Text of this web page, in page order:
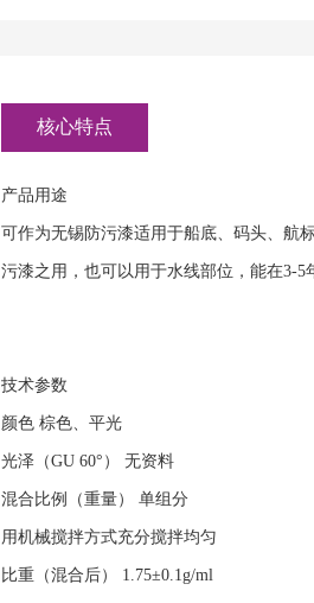
核心特点
产品用途
可作为无锡防污漆适用于船底、码头、航
污漆之用，也可以用于水线部位，能在3-5
技术参数
颜色 棕色、平光
光泽（GU 60°） 无资料
混合比例（重量） 单组分
用机械搅拌方式充分搅拌均匀
比重（混合后） 1.75±0.1g/ml